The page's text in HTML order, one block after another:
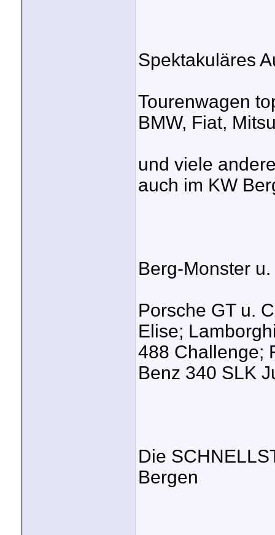
Spektakuläres
Tourenwagen
BMW, Fiat,
und viele
auch im KW
Berg-Monster
Porsche GT u.
Elise;
488 Challenge;
Benz 340 SLK
Die
Bergen